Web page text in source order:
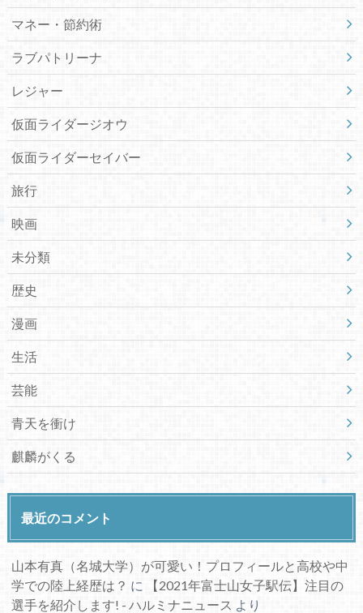
マネー・節約術
ラブパトリーナ
レジャー
仮面ライダージオウ
仮面ライダーセイバー
旅行
映画
未分類
歴史
漫画
生活
芸能
青天を衝け
麒麟がくる
最近のコメント
山本有真（名城大学）が可愛い！プロフィールと高校や中
学での陸上経歴は？ に
【2021年富士山女子駅伝】注目の
選手を紹介します! - ハルミナニュース より